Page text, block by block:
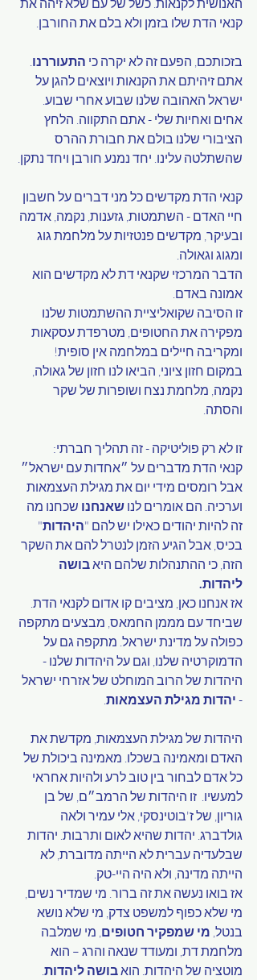
קנאי הדת שלו בזמן ולא בלם את החורבן.
בזכותכם, הפעם זה לא יקרה כי התעוררנו
אתם זיהיתם את הקנאות ויוצאים להגן על
ישראל האהובה שלנו שבוע אחרי שבוע.
אחים ואחיות שלי - אתם התקווה. הלחץ
הציבורי שלנו בולם את חבורת ההרס
שהשתלטה עלינו. יחד נמנע חורבן ויחד נתקן.
קנאי הדת מקדשים כל מני דברים על חשבון
חיי האדם - השתמטות, גזענות, נקמה, אדמה
ובעיקר, מקדשים פנטזיות על מלחמת גוג
ומגוג וגאולה.
הדבר המרכזי שקנאי דת לא מקדשים הוא
אמונה באדם.
זו הסיבה שקואליציית ההשתמטות שלנו
מפקירה את החטופים, מטרפדת עסקאות
ומקריבה חיילים במלחמה אין סופית!
במקום חזון ציוני, הביאו לנו חזון של גאולה,
נקמה, מלחמת נצח ושופרות של שקר
והסתה.
זו לא רק פוליטיקה - זה תהליך חברתי:
קנאי הדת מדברים על ״אחדות עם ישראל״
אבל רומסים מידי יום את מגילת העצמאות
וערכיה. הם אומרים לנו שאנחנו שכחנו מה
זה להיות יהודים כאילו יש להם "היהדות"
בכיס, אבל הגיע הזמן לנטרל להם את השקר
הזה, כי ההתנהלות שלהם היא בושה
ליהדות.
אז אנחנו כאן, מציבים קו אדום לקנאי הדת.
שביחד עם מממן החמאס, מבצעים מתקפה
כפולה על מדינת ישראל. מתקפה גם על
הדמוקרטיה שלנו, וגם על היהדות שלנו -
היהדות של הרוב המוחלט של אזרחי ישראל
- יהדות מגילת העצמאות
היהדות של מגילת העצמאות, מקדשת את
האדם ומאמינה בשכלו. מאמינה ביכולת של
כל אדם לבחור בין טוב לרע ולהיות אחראי
למעשיו.  זו היהדות של הרמב״ם, של בן
גוריון, של ז'בוטינסקי, אלי עמיר ולאה
גולדברג. יהדות שהיא לאום ותרבות. יהדות
שבלעדיה עברית לא הייתה מדוברת, לא
הייתה מדינה, ולא היה היי-טק.
אז בואו נעשה את זה ברור. מי שמדיר נשים,
מי שלא כפוף למשפט צדק, מי שלא נושא
בנטל, מי שמפקיר חטופים , מי שמלבה
מלחמת דת, ומעודד שנאה והרג – הוא
מוטציה של היהדות. הוא בושה ליהדות